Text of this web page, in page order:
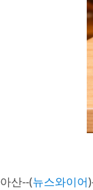
아산--(뉴스와이어